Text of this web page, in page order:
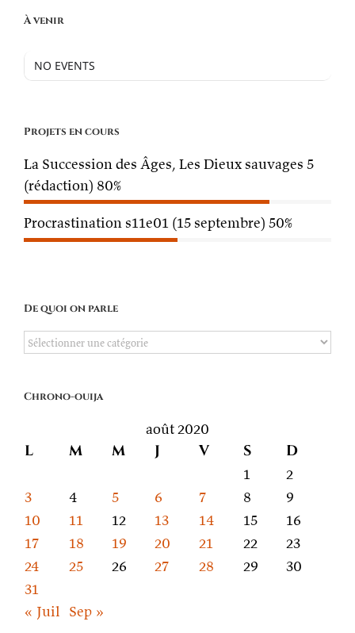
À venir
NO EVENTS
Projets en cours
La Succession des Âges, Les Dieux sauvages 5
(rédaction) 80%
Procrastination s11e01 (15 septembre) 50%
De quoi on parle
De
parle
Chrono-ouija
août 2020
L M M J V S D
1
2
3
4 5 6 7 8
9
10
11 12 13 14 15
16
17
18 19 20 21 22
23
24
25 26 27 28 29
30
31
« Juil Sep »